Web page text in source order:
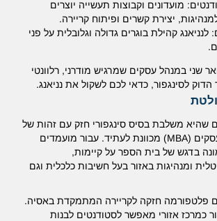
מועדונים וקבוצות תעשייה יוצרים
יצירת קשרים ופיתוח קריירה.
לנניאנג קהילת בוגרים גדולה וגלובלית על פני
שני במנהל עסקים שמרגיש מודרני, רלוונטי
לסינגפור, כדאי לכם לשקול את נניאנג.
שהיא משלבת בסיס סינגפורי חזק עם זהות של
תואר שני במנהל עסקים (MBA) מכוונת לעתיד. עבור מועמדים
בדגש של בית הספר על קיימות,
ומנהיגות באזור בעל חשיבות כלכלית וגם
פלטפורמה חזקה לקריירה המתמקדת באסיה.
כמרכז אזורי מאפשר לסטודנטים לבנות